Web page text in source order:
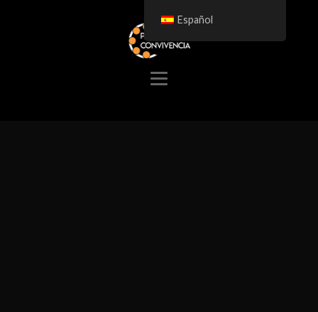
Español